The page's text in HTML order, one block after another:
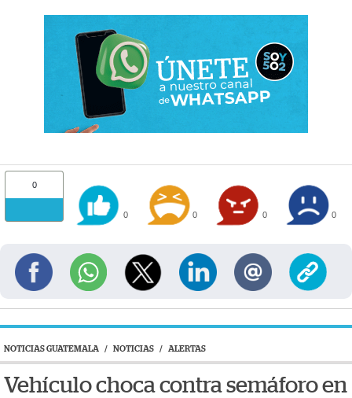
0
0 0 0 0
NOTICIAS GUATEMALA / NOTICIAS / ALERTAS
Vehículo choca contra semáforo en